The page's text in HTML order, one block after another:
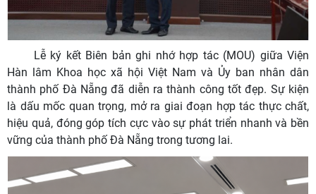
Lễ ký kết Biên bản ghi nhớ hợp tác (MOU) giữa Viện
Hàn lâm Khoa học xã hội Việt Nam và Ủy ban nhân dân
thành phố Đà Nẵng đã diễn ra thành công tốt đẹp. Sự kiện
là dấu mốc quan trọng, mở ra giai đoạn hợp tác thực chất,
hiệu quả, đóng góp tích cực vào sự phát triển nhanh và bền
vững của thành phố Đà Nẵng trong tương lai.